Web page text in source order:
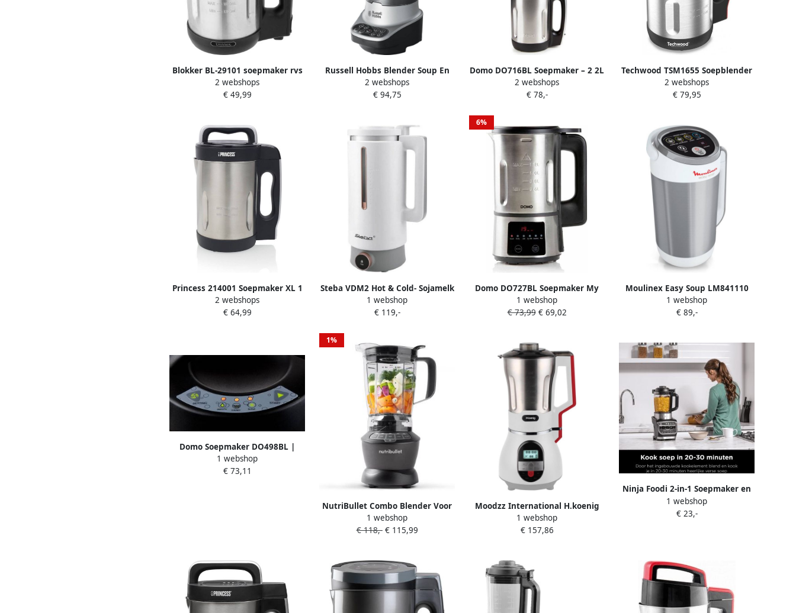
Blokker BL-29101 soepmaker rvs
1 6L
2 webshops
€ 49,99
Russell Hobbs Blender Soup En
Blend | Blenders |
Keuken&Koken Keukenapparaten
2 webshops
€ 94,75
Domo DO716BL Soepmaker – 2 2L
– 7 programma s – Blender – RVS
– Zwart
2 webshops
€ 78,-
Techwood TSM1655 Soepblender
1.6 liter rvs 6 programma's
2 webshops
€ 79,95
Princess 214001 Soepmaker XL 1
6 L inhoud RVS behuizing 6
voorgeprogrammeerde
2 webshops
€ 64,99
Steba VDM2 Hot & Cold- Sojamelk
maker amandelmelk Soepmaker
smoothies babyvoeding 600 ml
1 webshop
€ 119,-
6%
Domo DO727BL Soepmaker My
Soup Express – 1 2L 6 programma
s – Voor confituur en sojamelk
1 webshop
€ 73,99€ 69,02
Moulinex Easy Soup LM841110
Soepmaker 1000W 1 2L Wit RVS
1 webshop
€ 89,-
Domo Soepmaker DO498BL |
Soepmakers | Keuken&Koken
Keukenapparaten | DO498BL
1 webshop
€ 73,11
1%
NutriBullet Combo Blender Voor
warme & koude bereidingen
Automatische Uitschakeling
1 webshop
€ 118,-€ 115,99
Moodzz International H.koenig
soepmaker blender
1 webshop
€ 157,86
Ninja Foodi 2-in-1 Soepmaker en
Blender 1 7 liter Glazen Kan 10
Kookprogramma&apos;s
1 webshop
€ 23,-